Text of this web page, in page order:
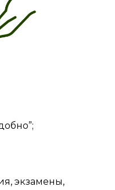
экзамены,